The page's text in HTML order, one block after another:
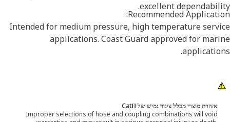
excellent
Recommended
Intended for medium pressure, high temperature
applications. Coast Guard approved for
אזהרת מוצרי מכלל צינור גמיש של CatΠ
Improper selections of hose and coupling combinations will void